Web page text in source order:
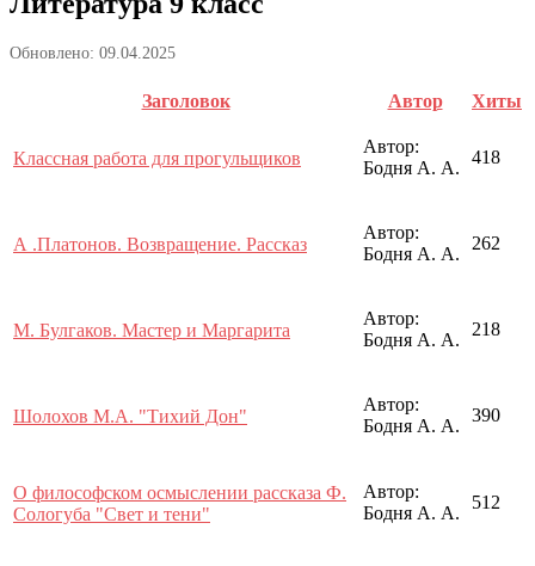
Обновлено: 09.04.2025
Заголовок Автор Хиты
Классная работа для прогульщиков
Автор:
Бодня А. А.
418
А .Платонов. Возвращение. Рассказ
Автор:
Бодня А. А.
262
М. Булгаков. Мастер и Маргарита
Автор:
Бодня А. А.
218
Шолохов М.А. "Тихий Дон"
Автор:
Бодня А. А.
390
О философском осмыслении рассказа Ф.
Сологуба "Свет и тени"
Автор:
Бодня А. А.
512